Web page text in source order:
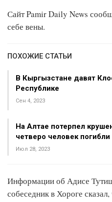
Сайт Pamir Daily News
себе вены.
ПОХОЖИЕ СТАТЬИ
В Кыргызстане давят
Республике
Сен 4, 2023
На Алтае потерпел
четверо человек погибли
Июл 28, 2023
Информации об Адисе
собеседник в Хороге